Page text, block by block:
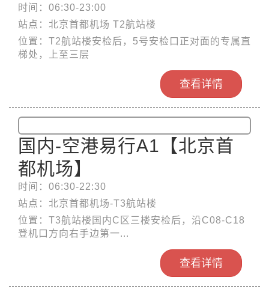
时间：06:30-23:00
站点：北京首都机场 T2航站楼
位置：T2航站楼安检后，5号安检口正对面的专属直
梯处，上至三层
查看详情
国内-空港易行A1【北京首
都机场】
时间：06:30-22:30
站点：北京首都机场-T3航站楼
位置：T3航站楼国内C区三楼安检后，沿C08-C18
登机口方向右手边第一...
查看详情